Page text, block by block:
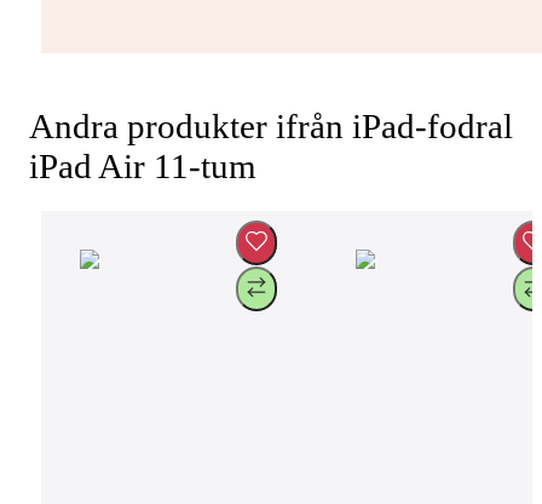
Andra produkter ifrån iPad-fodral
iPad Air 11-tum